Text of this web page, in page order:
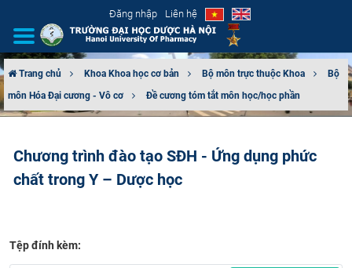
Đăng nhập Liên hệ
GIỚI THIỆU
TUYỂN SINH
ĐẢM BẢO CHẤT LƯỢNG
Trang chủ Khoa Khoa học cơ bản Bộ môn trực thuộc Khoa
Bộ
môn Hóa Đại cương - Vô cơ
Đề cương tóm tắt môn học/học phần
Chương trình đào tạo SĐH - Ứng dụng phức
chất trong Y – Dược học
Tệp đính kèm: